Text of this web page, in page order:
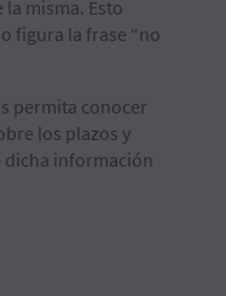
misma. Esto
figura la frase “no
permita conocer
los plazos y
dicha información